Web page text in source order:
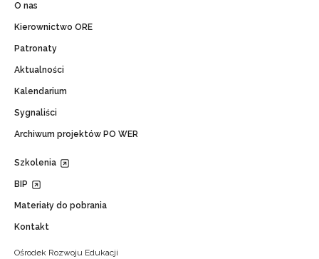
O nas
Kierownictwo ORE
Patronaty
Aktualności
Kalendarium
Sygnaliści
Archiwum projektów PO WER
Szkolenia
BIP
Materiały do pobrania
Kontakt
Ośrodek Rozwoju Edukacji